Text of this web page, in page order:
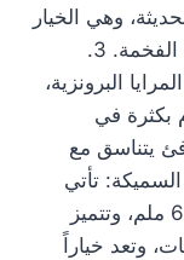
وهي الخيار
المثالي لمغاسل الرخام وحمامات الفلل الفخمة. 3.
البرونزية،
بكثرة في
يتناسق مع
السميكة: تأتي
بسماكات قياسية تتراوح بين 4 ملم إلى 6 ملم، وتتميز
وتعد خياراً